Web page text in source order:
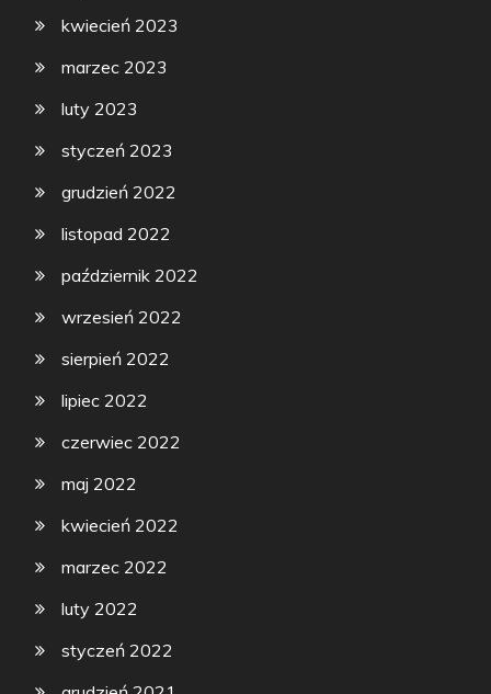
kwiecień 2023
marzec 2023
luty 2023
styczeń 2023
grudzień 2022
listopad 2022
październik 2022
wrzesień 2022
sierpień 2022
lipiec 2022
czerwiec 2022
maj 2022
kwiecień 2022
marzec 2022
luty 2022
styczeń 2022